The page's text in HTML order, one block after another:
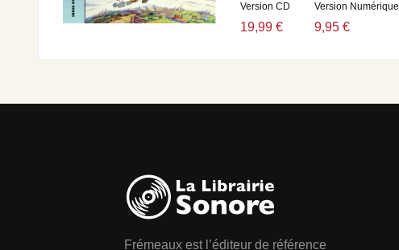
Version CD
19,99 €
Version Numérique
9,95 €
Frémeaux est l’éditeur de référence